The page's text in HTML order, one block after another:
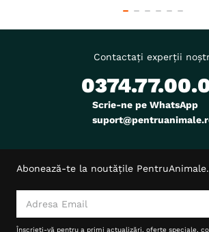
Contactați experții
Scrie-ne pe WhatsApp
Abonează-te la noutățile
Înscrieți-vă pentru a primi actualizări, oferte speciale,